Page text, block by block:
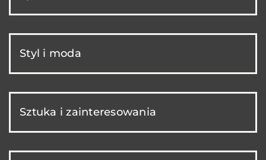
Styl i moda
Sztuka i zainteresowania